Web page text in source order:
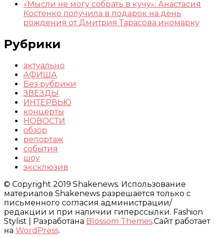
«Мысли не могу собрать в кучу»: Анастасия
Костенко получила в подарок на день
рождения от Дмитрия Тарасова иномарку
Рубрики
актуально
АФИША
Без рубрики
ЗВЕЗДЫ
ИНТЕРВЬЮ
концерты
НОВОСТИ
обзор
репортаж
события
шоу
эксклюзив
© Copyright 2019 Shakenews. Использование
материалов Shakenews разрешается только с
письменного согласия администрации/
редакции и при наличии гиперссылки. Fashion
Stylist | Разработана Blossom Themes.Сайт работает
на WordPress.